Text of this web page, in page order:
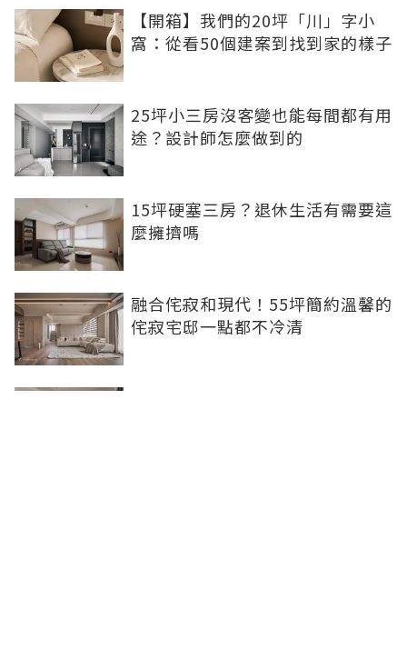
【開箱】我們的20坪「川」字小
窩：從看50個建案到找到家的樣子
25坪小三房沒客變也能每間都有用
途？設計師怎麼做到的
15坪硬塞三房？退休生活有需要這
麼擁擠嗎
融合侘寂和現代！55坪簡約溫馨的
侘寂宅邸一點都不冷清